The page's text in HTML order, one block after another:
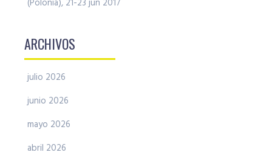
(Polonia), 21-23 jun 2017
ARCHIVOS
julio 2026
junio 2026
mayo 2026
abril 2026